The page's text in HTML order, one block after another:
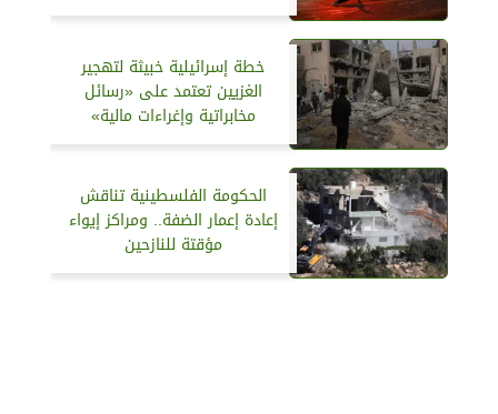
خطة إسرائيلية خبيثة لتهجير
الغزيين تعتمد على «رسائل
مخابراتية وإغراءات مالية»
الحكومة الفلسطينية تناقش
إعادة إعمار الضفة.. ومراكز إيواء
مؤقتة للنازحين